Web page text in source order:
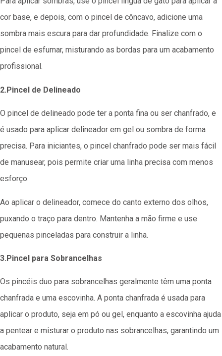
cor base, e depois, com o pincel de côncavo, adicione uma
sombra mais escura para dar profundidade. Finalize com o
pincel de esfumar, misturando as bordas para um acabamento
profissional.
2.Pincel de Delineado
O pincel de delineado pode ter a ponta fina ou ser chanfrado, e
é usado para aplicar delineador em gel ou sombra de forma
precisa. Para iniciantes, o pincel chanfrado pode ser mais fácil
de manusear, pois permite criar uma linha precisa com menos
esforço.
Ao aplicar o delineador, comece do canto externo dos olhos,
puxando o traço para dentro. Mantenha a mão firme e use
pequenas pinceladas para construir a linha.
3.Pincel para Sobrancelhas
Os pincéis duo para sobrancelhas geralmente têm uma ponta
chanfrada e uma escovinha. A ponta chanfrada é usada para
aplicar o produto, seja em pó ou gel, enquanto a escovinha ajuda
a pentear e misturar o produto nas sobrancelhas, garantindo um
acabamento natural.